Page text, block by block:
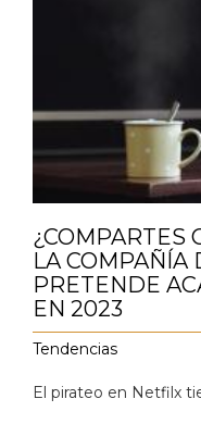
¿COMPARTES
LA COMPAÑÍA
PRETENDE
EN 2023
Tendencias
El pirateo en Netfilx